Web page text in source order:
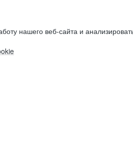
нашего веб-сайта и